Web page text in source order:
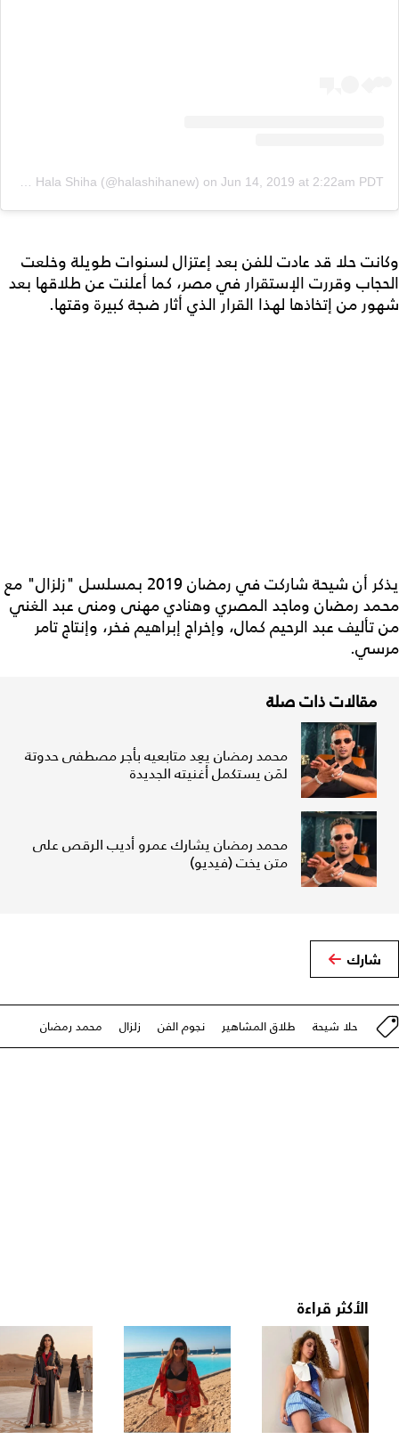
on Jun 14, 2019 at 2:22am PDT
وكانت حلا قد عادت للفن بعد إعتزال لسنوات طويلة وخلعت
الحجاب وقررت الإستقرار في مصر، كما أعلنت عن طلاقها بعد
شهور من إتخاذها لهذا القرار الذي أثار ضجة كبيرة وقتها.
يذكر أن شيحة شاركت في رمضان 2019 بمسلسل "زلزال" مع
محمد رمضان وماجد المصري وهنادي مهنى ومنى عبد الغني
من تأليف عبد الرحيم كمال، وإخراج إبراهيم فخر، وإنتاج تامر
مرسي.
مقالات ذات صلة
محمد رمضان يعِد متابعيه بأجر مصطفى حدوتة
لمَن يستكمل أغنيته الجديدة
محمد رمضان يشارك عمرو أديب الرقص على
متن يخت (فيديو)
شارك
حلا شيحة طلاق المشاهير نجوم الفن زلزال محمد رمضان
الأكثر قراءة